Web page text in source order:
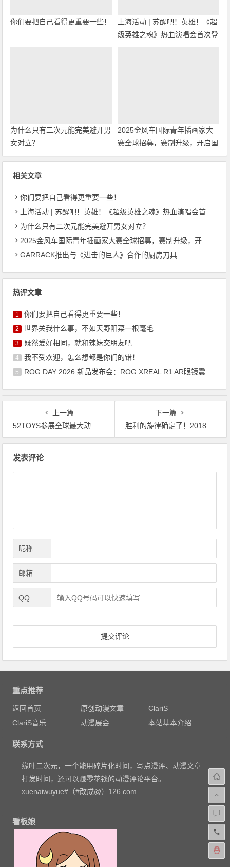
你们要把自己看得更重要一些！
上海活动 | 苏醒吧！英雄！《超
级英雄之魂》热血演唱会首次登
为什么只有二次元能完美避开男
女对立？
2025金风车国际青年插画家大
赛全球招募，赛制升级，开启国
际交流与商业新机遇！
相关文章
你们要把自己看得更重要一些！
上海活动 | 苏醒吧！英雄！《超级英雄之魂》热血演唱会首次登陆上海！
为什么只有二次元能完美避开男女对立？
2025金风车国际青年插画家大赛全球招募，赛制升级，开启国际交流与商业新机遇！
GARRACK推出与《进击的巨人》合作的厨房刀具
热评文章
1 你们要把自己看得更重要一些！
2 世界关我什么事，不如天野阳菜一根毫毛
3 既然爱好相同，就和辣妹交朋友吧
4 我不受欢迎，怎么想都是你们的错！
5 ROG DAY 2026 新品发布会：ROG XREAL R1 AR眼镜震撼来袭
上一篇
52TOYS参展全球最大动漫展SDCC，新品亮相国际市场
下一篇
胜利的旋律确定了！2018 钢之魂V SUPER ROBOT LIVE V ，“V” Are Comming
发表评论
昵称
邮箱
QQ
重点推荐
返回首页 原创动漫文章
ClariS
ClariS音乐
动漫展会 本站基本介绍
联系方式
缘叶二次元，一个能用碎片化时间，写点漫评、动漫文章
打发时间，还可以赚零花钱的动漫评论平台。
xuenaiwuyue#（#改成@）126.com
看板娘